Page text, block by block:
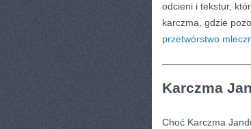
odcieni i tekstur,
karczma, gdzie
przetwórstwo
Karczma
Choć Karczma